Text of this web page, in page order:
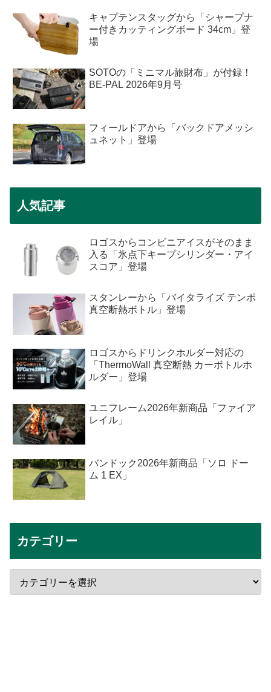
キャプテンスタッグから「シャープナ
ー付きカッティングボード 34cm」登
場
SOTOの「ミニマル旅財布」が付録！
BE-PAL 2026年9月号
フィールドアから「バックドアメッシ
ュネット」登場
人気記事
ロゴスからコンビニアイスがそのまま
入る「氷点下キープシリンダー・アイ
スコア」登場
スタンレーから「バイタライズ テンポ
真空断熱ボトル」登場
ロゴスからドリンクホルダー対応の
「ThermoWall 真空断熱 カーボトルホ
ルダー」登場
ユニフレーム2026年新商品「ファイア
レイル」
バンドック2026年新商品「ソロ ドー
ム 1 EX」
カテゴリー